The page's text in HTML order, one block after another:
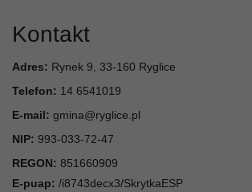
Kontakt
Adres: Rynek 9, 33-160 Ryglice
Telefon: 14 6541019
E-mail: gmina@ryglice.pl
NIP: 993-033-72-47
REGON: 851660909
E-puap: /i8743decx3/SkrytkaESP